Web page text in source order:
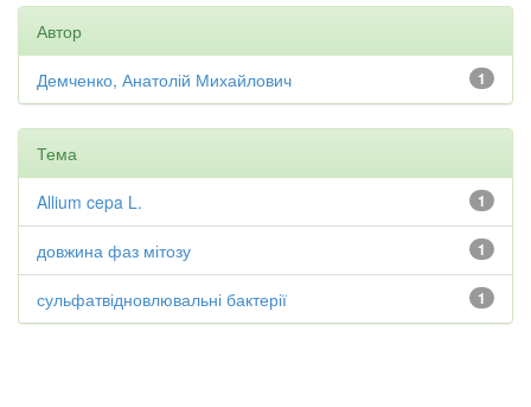
Автор
1
Демченко, Анатолій Михайлович
Тема
1
Allium cepa L.
1
довжина фаз мітозу
1
сульфатвідновлювальні бактерії